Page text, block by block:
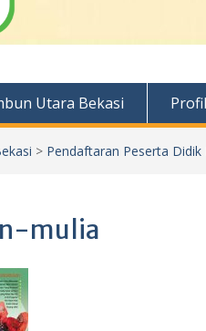
Utara Bekasi Profil
> Pendaftaran Peserta Didik
mulia